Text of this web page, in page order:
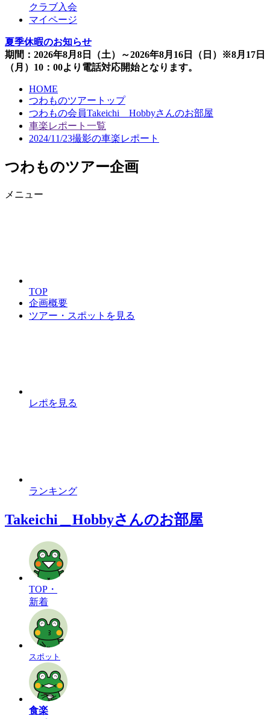
クラブ入会
マイページ
夏季休暇のお知らせ
期間：2026年8月8日（土）～2026年8月16日（日）※8月17日
（月）10：00より電話対応開始となります。
HOME
つわものツアートップ
つわもの会員Takeichi＿Hobbyさんのお部屋
車楽レポート一覧
2024/11/23撮影の車楽レポート
つわものツアー企画
メニュー
TOP
企画概要
ツアー・スポットを見る
レポを見る
ランキング
Takeichi＿Hobbyさんのお部屋
TOP・
新着
スポット
食楽